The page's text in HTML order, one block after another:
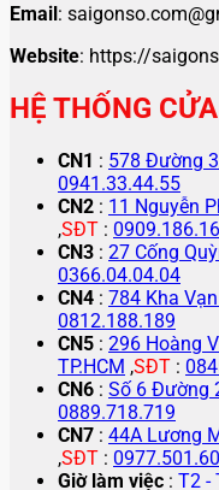
Email:
Website: https://
HỆ THỐNG
CN1 : 578 Đường
0941.33.44.55
CN2 : 11 Nguyễn
,SĐT :
CN3 : 27 Cống
0366.04.04.04
CN4 : 784 Kha
0812.188.189
CN5 : 296 Hoàng
TP.HCM ,SĐT :
CN6 : Số 6 Đường
0889.718.719
CN7 : 44A Lương
,SĐT :
Giờ làm việc : T2 -